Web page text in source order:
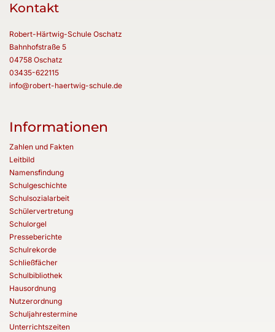
Kontakt
Robert-Härtwig-Schule Oschatz
Bahnhofstraße 5
04758 Oschatz
03435-622115
info@robert-haertwig-schule.de
Informationen
Zahlen und Fakten
Leitbild
Namensfindung
Schulgeschichte
Schulsozialarbeit
Schülervertretung
Schulorgel
Presseberichte
Schulrekorde
Schließfächer
Schulbibliothek
Hausordnung
Nutzerordnung
Schuljahrestermine
Unterrichtszeiten